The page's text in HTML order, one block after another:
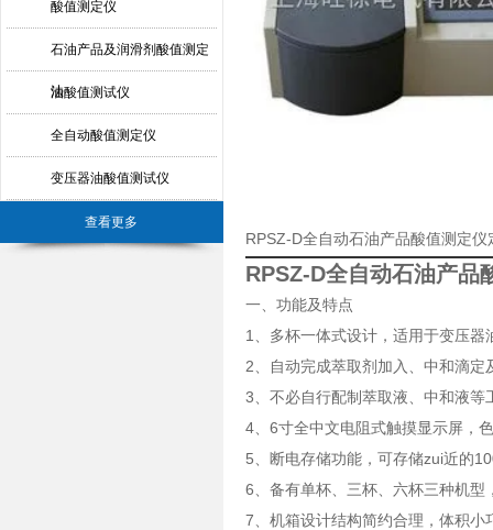
酸值测定仪
石油产品及润滑剂酸值测定
法
油酸值测试仪
全自动酸值测定仪
变压器油酸值测试仪
查看更多
RPSZ-D全自动石油产品酸值测定
RPSZ-D全自动石油产品
一、功能及特点
1、多杯一体式设计，适用于变压器
2、自动完成萃取剂加入、中和滴
3、不必自行配制萃取液、中和液
4、6寸全中文电阻式触摸显示屏，
5、断电存储功能，可存储zui近的
6、备有单杯、三杯、六杯三种机
7、机箱设计结构简约合理，体积小